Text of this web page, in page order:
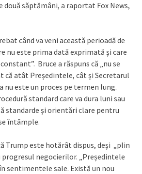
două săptămâni, a raportat Fox News,
când va veni această perioadă de
nu este prima dată exprimată și care
Bruce a răspuns că „nu se
că atât Președintele, cât și Secretarul
nu este un proces pe termen lung.
standard care va dura luni sau
standarde și orientări clare pentru
întâmple.
Trump este hotărât dispus, deși „plin
progresul negocierilor. „Președintele
sentimentele sale. Există un nou